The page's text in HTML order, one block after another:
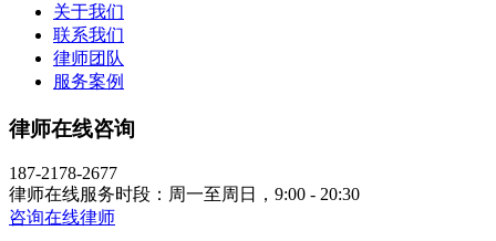
关于我们
联系我们
律师团队
服务案例
律师在线咨询
187-2178-2677
律师在线服务时段：周一至周日，9:00 - 20:30
咨询在线律师